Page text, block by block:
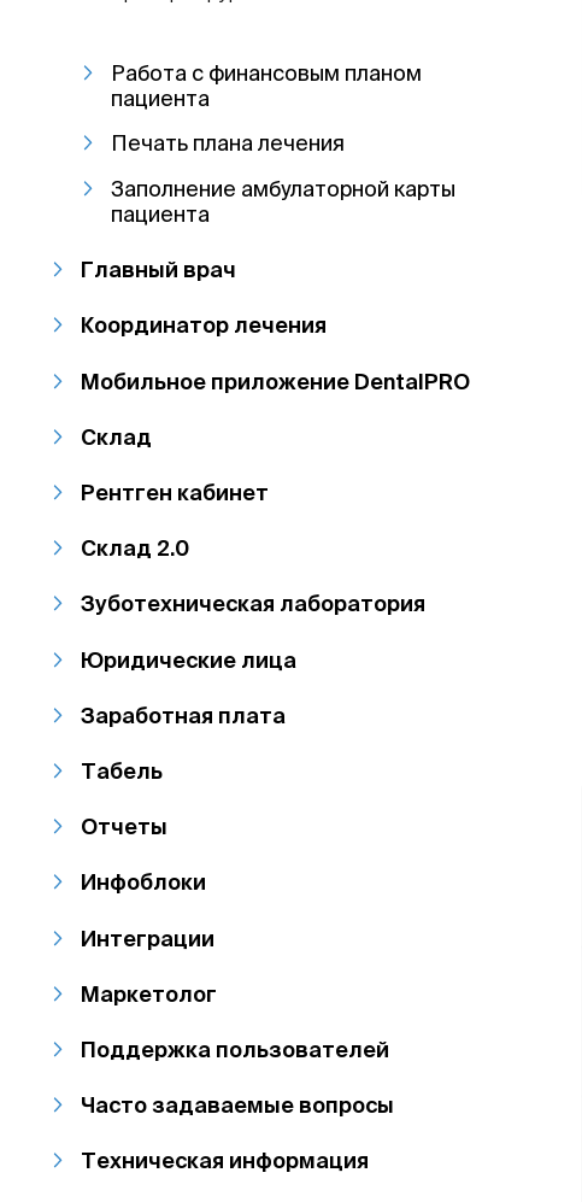
Работа с финансовым планом
пациента
Печать плана лечения
Заполнение амбулаторной карты
пациента
Главный врач
Координатор лечения
Мобильное приложение DentalPRO
Склад
Рентген кабинет
Склад 2.0
Зуботехническая лаборатория
Юридические лица
Заработная плата
Табель
Отчеты
Инфоблоки
Интеграции
Маркетолог
Поддержка пользователей
Часто задаваемые вопросы
Техническая информация